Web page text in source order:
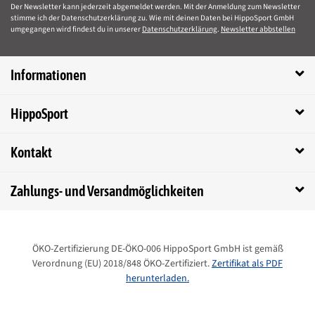
Energieaufwand, den das Pferd für die Verarbeitung der Inhaltsstoffe
aufbringen muss, und der damit einhergehenden zusätzlichen und
Zusammensetzung von Ludgers N Natural E
Analytische Bestandteile von Ludgers N Natural E
Zusatzstoffe von Ludgers N Natural E je kg
tocopherolhaltige Extrakte natürlichen Ursprungs (E306) 500 mg
geben Sie Ludgers N Natural E
einem Injektor direkt ins Maul
täglich
Der Newsletter kann jederzeit abgemeldet werden. Mit der Anmeldung zum Newsletter
stimme ich der Datenschutzerklärung zu. Wie mit deinen Daten bei HippoSport GmbH
umgegangen wird findest du in unserer Datenschutzerklärung. Newsletter abbstellen
Informationen
HippoSport
Kontakt
Zahlungs- und Versandmöglichkeiten
ÖKO-Zertifizierung DE-ÖKO-006 HippoSport GmbH ist gemäß
Verordnung (EU) 2018/848 ÖKO-Zertifiziert.Zertifikat als PDF
herunterladen.